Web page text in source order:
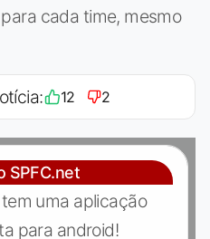
cada time, mesmo
12 2
SPFC.net
uma aplicação
para android!